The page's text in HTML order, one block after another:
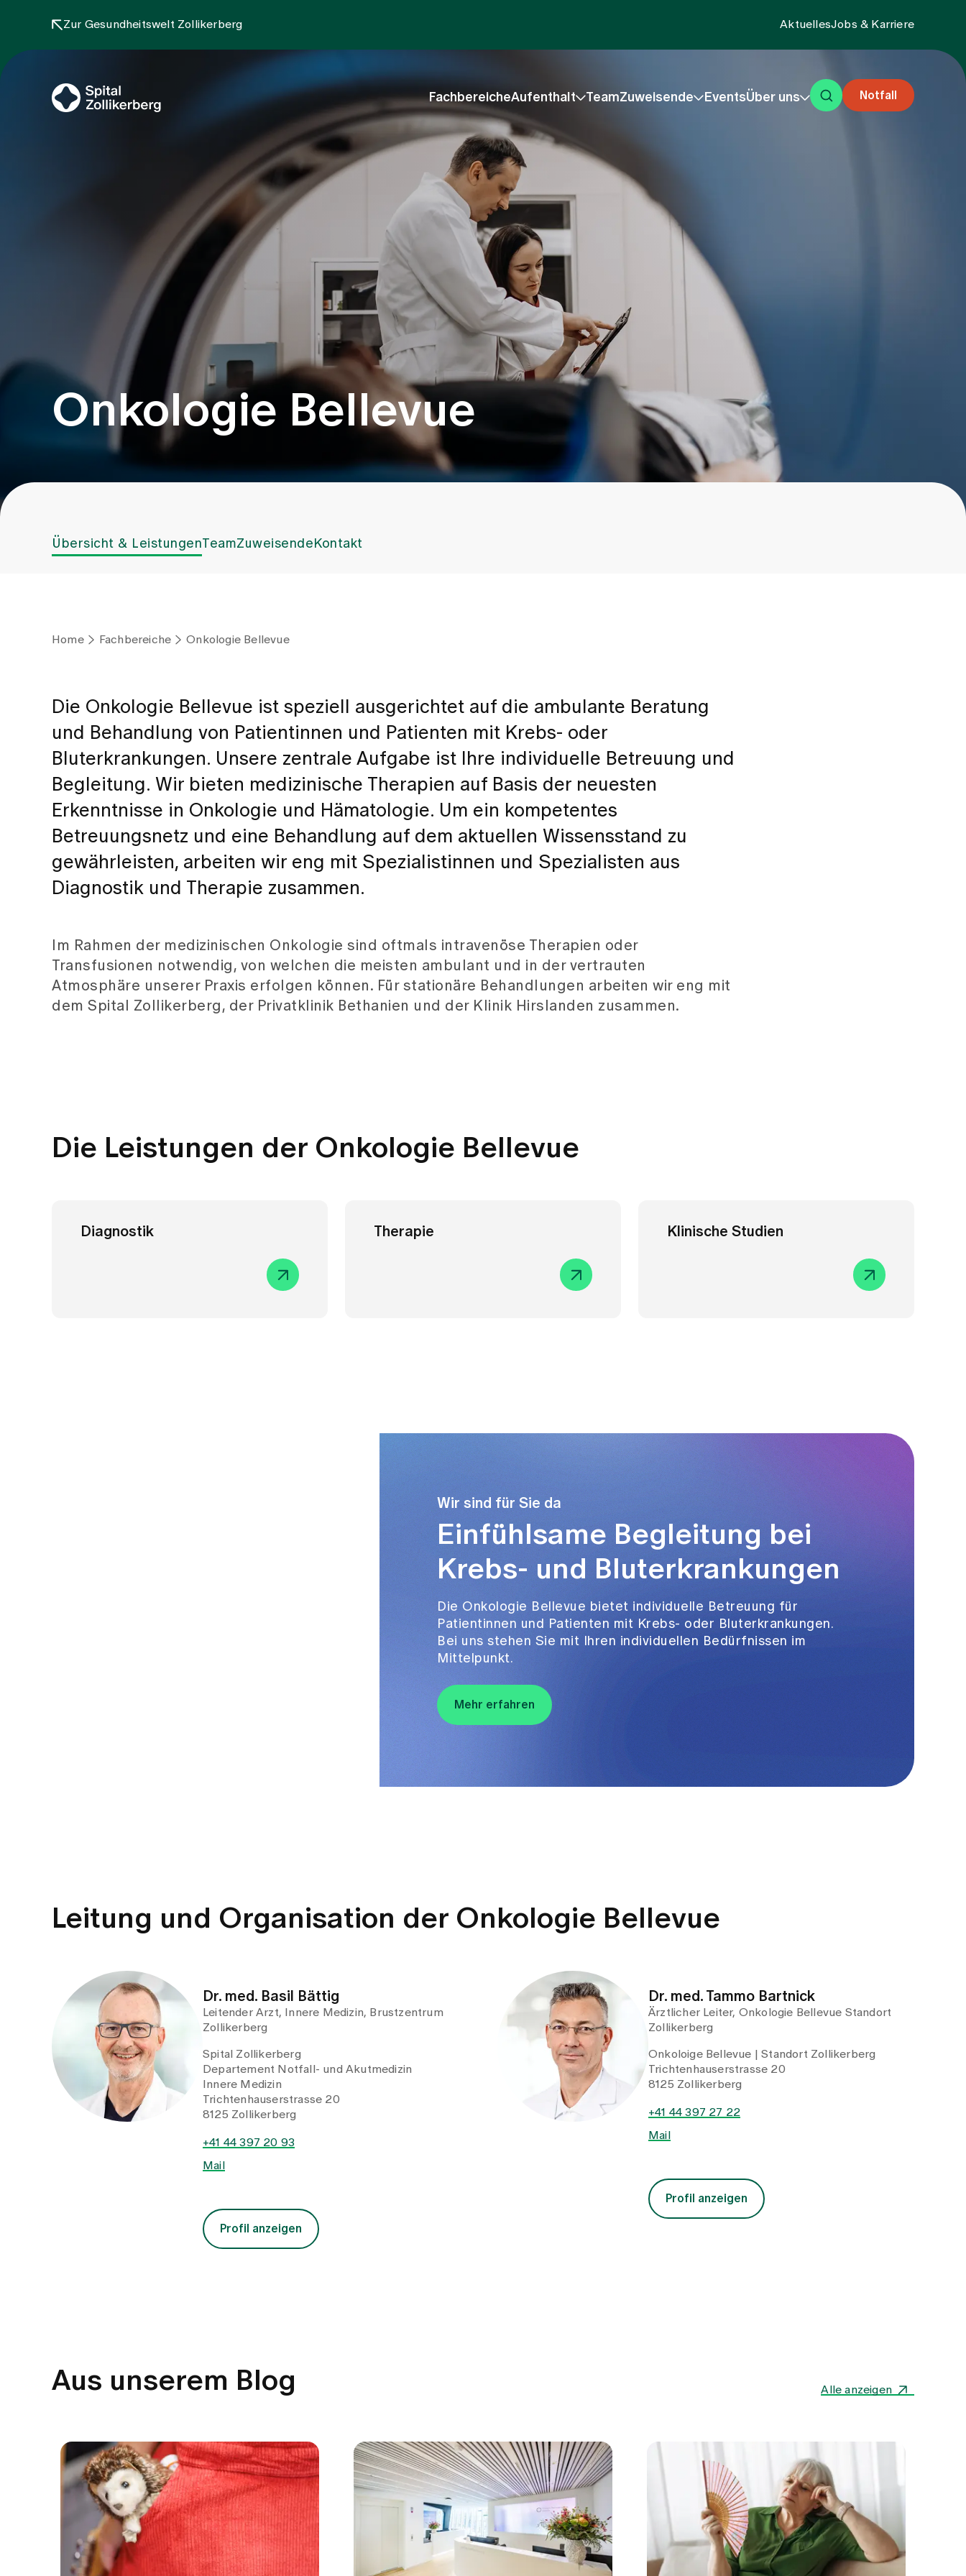
Zur Gesundheitswelt Zollikerberg AktuellesJobs & Karriere
FachbereicheAufenthalt TeamZuweisende EventsÜber uns Notfall
Onkologie Bellevue
Übersicht & LeistungenTeamZuweisende Kontakt
Home Fachbereiche Onkologie Bellevue
Die Onkologie Bellevue ist speziell ausgerichtet auf die ambulante Beratung
und Behandlung von Patientinnen und Patienten mit Krebs- oder
Bluterkrankungen. Unsere zentrale Aufgabe ist Ihre individuelle Betreuung und
Begleitung. Wir bieten medizinische Therapien auf Basis der neuesten
Erkenntnisse in Onkologie und Hämatologie. Um ein kompetentes
Betreuungsnetz und eine Behandlung auf dem aktuellen Wissensstand zu
gewährleisten, arbeiten wir eng mit Spezialistinnen und Spezialisten aus
Diagnostik und Therapie zusammen.
Im Rahmen der medizinischen Onkologie sind oftmals intravenöse Therapien oder
Transfusionen notwendig, von welchen die meisten ambulant und in der vertrauten
Atmosphäre unserer Praxis erfolgen können. Für stationäre Behandlungen arbeiten wir eng mit
dem Spital Zollikerberg, der Privatklinik Bethanien und der Klinik Hirslanden zusammen.
Die Leistungen der Onkologie Bellevue
Diagnostik Therapie Klinische Studien
Wir sind für Sie da
Einfühlsame Begleitung bei
Krebs- und Bluterkrankungen
Die Onkologie Bellevue bietet individuelle Betreuung für
Patientinnen und Patienten mit Krebs- oder Bluterkrankungen.
Bei uns stehen Sie mit Ihren individuellen Bedürfnissen im
Mittelpunkt.
Mehr erfahren
Leitung und Organisation der Onkologie Bellevue
Dr. med. Basil Bättig
Leitender Arzt, Innere Medizin, Brustzentrum
Zollikerberg
Spital Zollikerberg
Departement Notfall- und Akutmedizin
Innere Medizin
Trichtenhauserstrasse 20
8125 Zollikerberg
+41 44 397 20 93
Mail
Profil anzeigen
Dr. med. Tammo Bartnick
Ärztlicher Leiter, Onkologie Bellevue Standort
Zollikerberg
Onkoloige Bellevue | Standort Zollikerberg
Trichtenhauserstrasse 20
8125 Zollikerberg
+41 44 397 27 22
Mail
Profil anzeigen
Aus unserem Blog Alle anzeigen